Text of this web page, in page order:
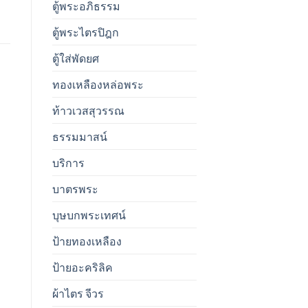
ตู้พระอภิธรรม
ตู้พระไตรปิฎก
ตู้ใส่พัดยศ
ทองเหลืองหล่อพระ
ท้าวเวสสุวรรณ
ธรรมมาสน์
บริการ
บาตรพระ
บุษบกพระเทศน์
ป้ายทองเหลือง
ป้ายอะคริลิค
ผ้าไตร จีวร